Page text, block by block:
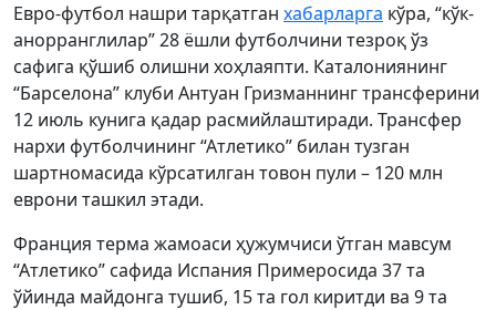
Евро-футбол нашри тарқатган хабарларга кўра, “кўк-
анорранглилар” 28 ёшли футболчини тезроқ ўз
сафига қўшиб олишни хоҳлаяпти. Каталониянинг
“Барселона” клуби Антуан Гризманнинг трансферини
12 июль кунига қадар расмийлаштиради. Трансфер
нархи футболчининг “Атлетико” билан тузган
шартномасида кўрсатилган товон пули – 120 млн
еврони ташкил этади.
Франция терма жамоаси ҳужумчиси ўтган мавсум
“Атлетико” сафида Испания Примеросида 37 та
ўйинда майдонга тушиб, 15 та гол киритди ва 9 та